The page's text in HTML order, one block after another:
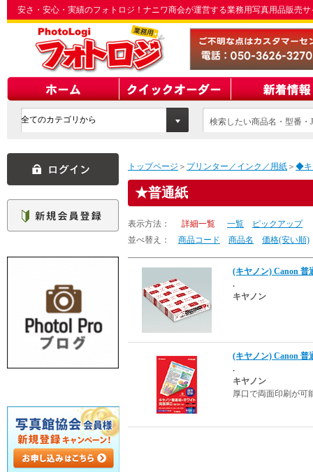
安さ・安心・実績のフォトロジ！ナニワ商会が運営する業務用写真用品販売
検索したい商品名・型番
トップページ ＞ プリンター／インク／用紙 ＞ ◆キ
普通紙
表示方法： 詳細一覧 一覧
ピックアップ
並べ替え：
商品コード 商品名 価格(安い順)
(キヤノン) Canon 普
.
キヤノン
(キヤノン) Canon 普
.
キヤノン
厚口で両面印刷が可